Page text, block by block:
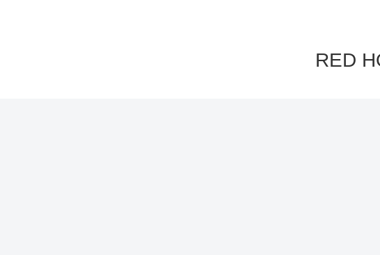
RED